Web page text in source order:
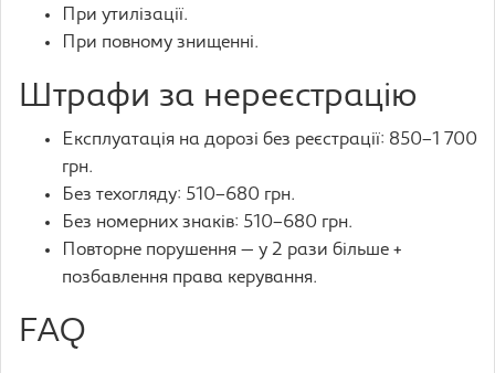
При утилізації.
При повному знищенні.
Штрафи за нереєстрацію
Експлуатація на дорозі без реєстрації: 850–1 700
грн.
Без техогляду: 510–680 грн.
Без номерних знаків: 510–680 грн.
Повторне порушення — у 2 рази більше +
позбавлення права керування.
FAQ